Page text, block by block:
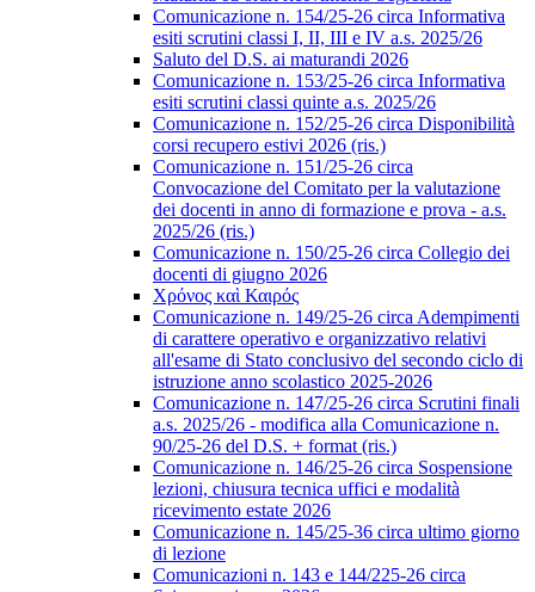
Comunicazione n. 154/25-26 circa Informativa
esiti scrutini classi I, II, III e IV a.s. 2025/26
Saluto del D.S. ai maturandi 2026
Comunicazione n. 153/25-26 circa Informativa
esiti scrutini classi quinte a.s. 2025/26
Comunicazione n. 152/25-26 circa Disponibilità
corsi recupero estivi 2026 (ris.)
Comunicazione n. 151/25-26 circa
Convocazione del Comitato per la valutazione
dei docenti in anno di formazione e prova - a.s.
2025/26 (ris.)
Comunicazione n. 150/25-26 circa Collegio dei
docenti di giugno 2026
Χρόνος καὶ Καιρός
Comunicazione n. 149/25-26 circa Adempimenti
di carattere operativo e organizzativo relativi
all'esame di Stato conclusivo del secondo ciclo di
istruzione anno scolastico 2025-2026
Comunicazione n. 147/25-26 circa Scrutini finali
a.s. 2025/26 - modifica alla Comunicazione n.
90/25-26 del D.S. + format (ris.)
Comunicazione n. 146/25-26 circa Sospensione
lezioni, chiusura tecnica uffici e modalità
ricevimento estate 2026
Comunicazione n. 145/25-36 circa ultimo giorno
di lezione
Comunicazioni n. 143 e 144/225-26 circa